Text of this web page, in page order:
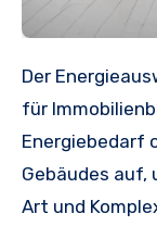
Der Energieausweis ist ein wesentliches Dokument
für
Energiebedarf
Gebäudes auf,
Art und